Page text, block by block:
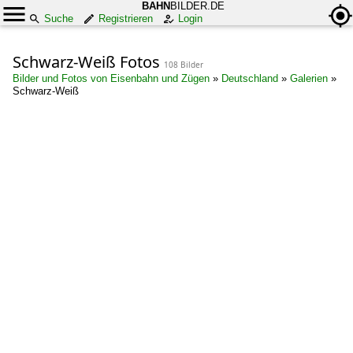
BAHN BILDER.DE
Suche
Registrieren Login
Schwarz-Weiß Fotos 108 Bilder
Bilder und Fotos von Eisenbahn und Zügen » Deutschland » Galerien »
Schwarz-Weiß